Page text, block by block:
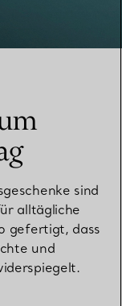
sind
alltägliche
gefertigt, dass
und